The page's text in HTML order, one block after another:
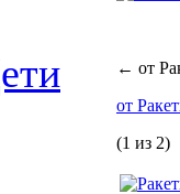
← от
от
(1 из 2)